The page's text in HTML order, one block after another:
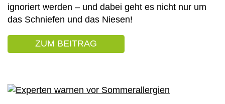
ignoriert werden – und dabei geht es nicht nur um
das Schniefen und das Niesen!
ZUM BEITRAG